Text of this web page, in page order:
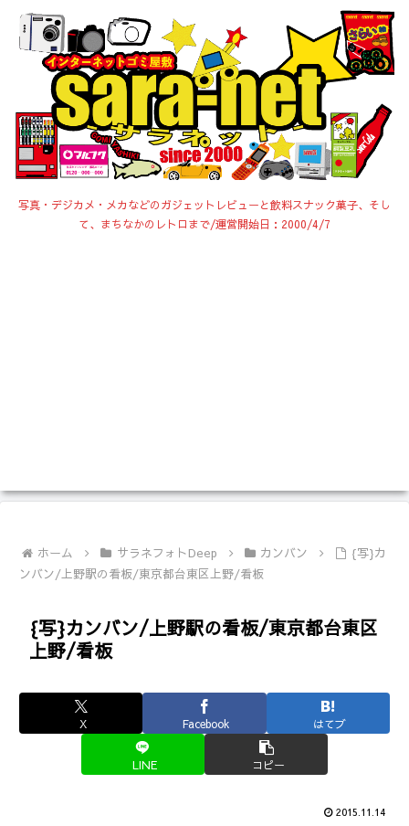
写真・デジカメ・メカなどのガジェットレビューと飲料スナック菓子、そし
て、まちなかのレトロまで/運営開始日：2000/4/7
ホーム サラネフォトDeep カンバン
{写}カ
ンバン/上野駅の看板/東京都台東区上野/看板
{写}カンバン/上野駅の看板/東京都台東区
上野/看板
X Facebook はてブ
LINE コピー
2015.11.14